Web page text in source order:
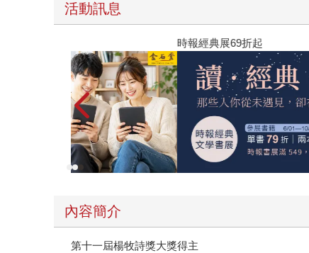
活動訊息
內容簡介
第十一屆楊牧詩獎大獎得主